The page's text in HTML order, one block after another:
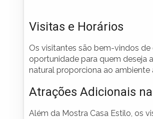
Visitas e Horários
Os visitantes são bem-vindos de
oportunidade para quem deseja
natural proporciona ao ambiente
Atrações Adicionais
Além da Mostra Casa Estilo, os